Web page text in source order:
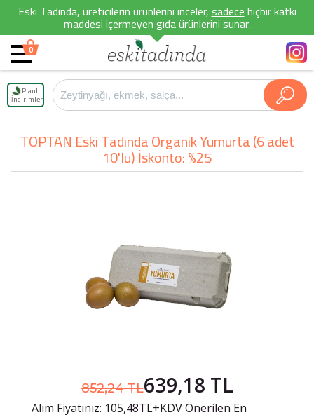
Eski Tadında, üreticilerin ürünlerini inceler,sadecehiçbir katkı
maddesi içermeyen gıda ürünlerini sunar.
0
Planlı
İndirimler
TOPTAN Eski Tadında Organik Yumurta (6 adet
10'lu) İskonto: %25
852,24 TL639,18 TL
Alım Fiyatınız: 105,48TL+KDV Önerilen En